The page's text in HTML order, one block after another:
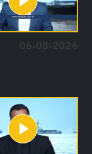
06-08-2026